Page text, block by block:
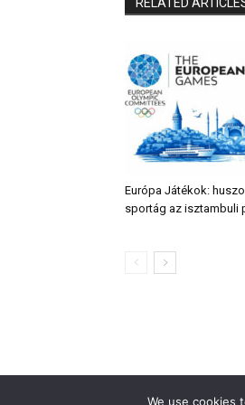
Európa Játékok:
sportág az isztambuli
We use cookies